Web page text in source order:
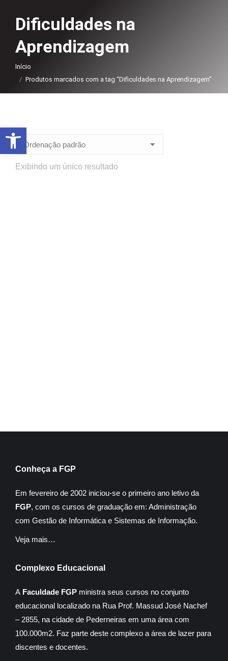
Dificuldades na
Aprendizagem
Você está aqui:
Início
Produtos marcados com a tag “Dificuldades na Aprendizagem”
Exibindo um único resultado
Conheça a FGP
Em fevereiro de 2002 iniciou-se o primeiro ano letivo da
FGP, com os cursos de graduação em: Administração
com Gestão de Informática e Sistemas de Informação.
Veja mais…
Complexo Educacional
A Faculdade FGP ministra seus cursos no conjunto
educacional localizado na Rua Prof. Massud José Nachef
– 2855, na cidade de Pederneiras em uma área com
100.000m2. Faz parte deste complexo a área de lazer para
discentes e docentes.
Abrir a barra de ferramentas